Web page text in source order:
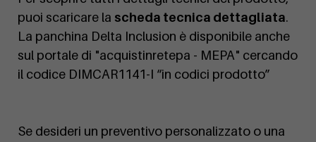
puoi scaricare la scheda tecnica dettagliata.
La panchina Delta Inclusion è disponibile anche
sul portale di "acquistinretepa - MEPA" cercando
il codice DIMCAR1141-I “in codici prodotto”
Se desideri un preventivo personalizzato o una